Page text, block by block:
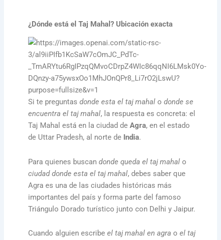
¿Dónde está el Taj Mahal? Ubicación exacta
Si te preguntasdonde esta el taj mahal odonde se
encuentra el taj mahal, la respuesta es concreta: el
Taj Mahal está en la ciudad deAgra, en el estado
de Uttar Pradesh, al norte de India.
Para quienes buscandonde queda el taj mahal o
ciudad donde esta el taj mahal, debes saber que
Agra es una de las ciudades históricas más
importantes del país y forma parte del famoso
Triángulo Dorado turístico junto con Delhi y Jaipur.
Cuando alguien escribeel taj mahal en agra oel taj